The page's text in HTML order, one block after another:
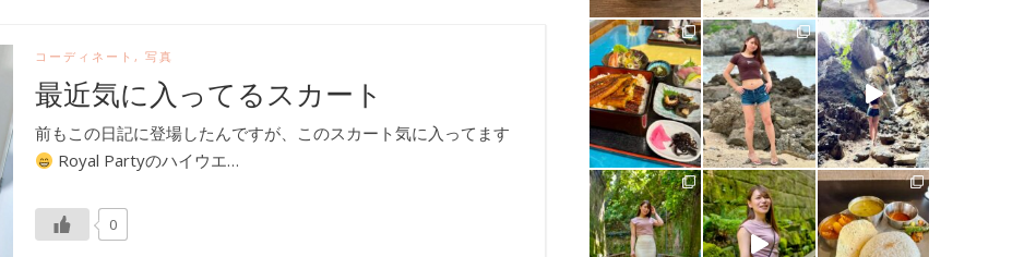
コーディネート,写真
最近気に入ってるスカート
前もこの日記に登場したんですが、このスカート気に入ってます
Royal Partyのハイウエ…
0